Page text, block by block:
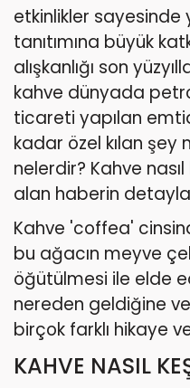
etkinlikler sayesinde
tanıtımına büyük
alışkanlığı son
kahve dünyada
ticareti yapılan
kadar özel kılan şey
nelerdir? Kahve
alan haberin
Kahve 'coffea'
bu ağacın meyve
öğütülmesi ile elde
nereden geldiğine
birçok farklı hikaye
KAHVE NASIL